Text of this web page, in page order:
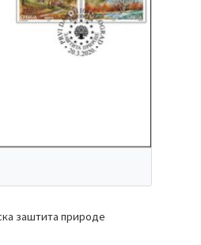
заштита природе